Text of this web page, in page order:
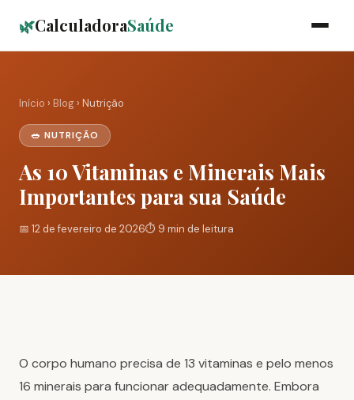
🌿CalculadoraSaúde
Início › Blog › Nutrição
🥗 NUTRIÇÃO
As 10 Vitaminas e Minerais Mais
Importantes para sua Saúde
📅 12 de fevereiro de 2026⏱️ 9 min de leitura
O corpo humano precisa de 13 vitaminas e pelo menos
16 minerais para funcionar adequadamente. Embora